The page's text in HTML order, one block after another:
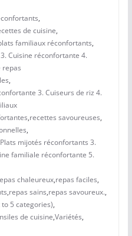
,
de cuisine,
familiaux réconfortants,
Cuisine réconfortante 4.
repas
,
3. Cuiseurs de riz 4.
,recettes savoureuses,
,
mijotés réconfortants 3.
familiale réconfortante 5.
chaleureux,repas faciles,
,repas sains,repas savoureux.,
5 categories),
de cuisine,Variétés,